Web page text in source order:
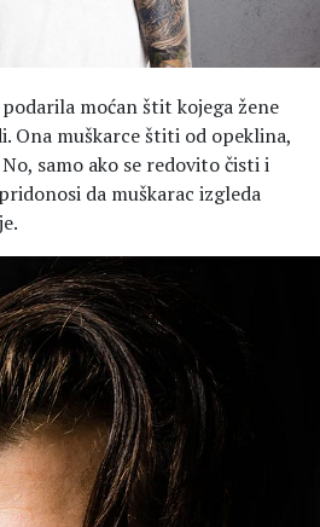
moćan štit kojega žene
Ona muškarce štiti od opeklina,
samo ako se redovito čisti i
da muškarac izgleda